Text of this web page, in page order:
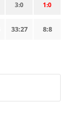
1:0
3:0
8:8
33:27